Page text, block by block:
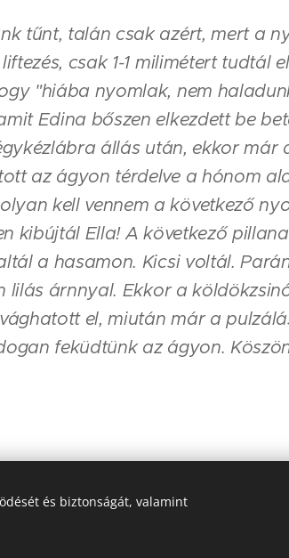
tűnt, talán csak azért, mert a
csak 1-1 milimétert tudtál
"hiába nyomlak, nem
Edina bőszen elkezdett be
állás után, ekkor
az ágyon térdelve a hónom
kell vennem a következő
kibújtál Ella! A következő
a hasamon. Kicsi voltál.
lilás árnnyal. Ekkor a
el, miután már a
feküdtünk az ágyon.
és biztonságát, valamint